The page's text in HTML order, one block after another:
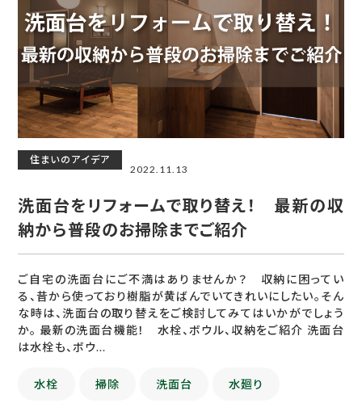
住まいのアイデア
2022.11.13
洗面台をリフォームで取り替え！ 最新の収
納から普段のお掃除までご紹介
ご自宅の洗面台にご不満はありませんか？ 収納に困ってい
る、昔から使っており樹脂が黄ばんでいてきれいにしたい。そん
な時は、洗面台の取り替えをご検討してみてはいかがでしょう
か。 最新の洗面台機能！ 水栓、ボウル、収納をご紹介 洗面台
は水栓も、ボウ...
水栓 掃除 洗面台 水廻り